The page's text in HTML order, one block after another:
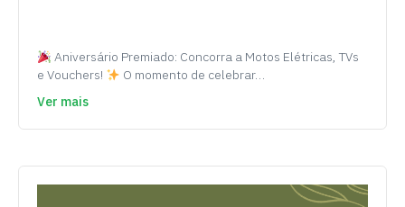
Aniversário Premiado: Concorra a Motos Elétricas, TVs
e Vouchers!
O momento de celebrar…
Ver mais